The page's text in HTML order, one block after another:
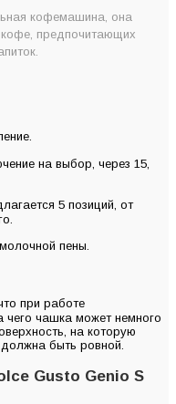
кофемашина, она
предпочитающих
на выбор, через 15,
5 позиций, от
пены.
при работе
чего чашка может немного
на которую
быть ровной.
Gusto Genio S